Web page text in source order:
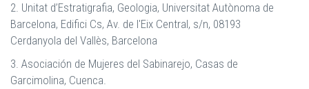
2. Unitat d’Estratigrafia, Geologia, Universitat Autònoma de
Barcelona, Edifici Cs, Av. de l'Eix Central, s/n, 08193
Cerdanyola del Vallès, Barcelona
3. Asociación de Mujeres del Sabinarejo, Casas de
Garcimolina, Cuenca.